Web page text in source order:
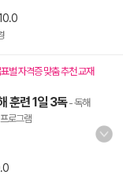
별 자격증 맞춤 추천 교재
훈련 1일 3독- 독해
로그램